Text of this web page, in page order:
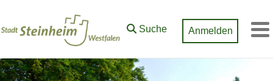
Suche Anmelden